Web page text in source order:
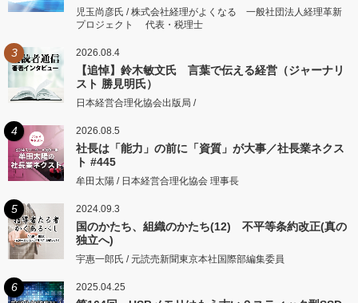
児玉尚彦氏 / 株式会社経理がよくなる 一般社団法人経理革新
プロジェクト 代表・税理士
3 2026.08.4
【追悼】鈴木敏文氏 言葉で伝える経営（ジャーナリ
スト 勝見明氏）
日本経営合理化協会出版局 /
4 2026.08.5
社長は「能力」の前に「資質」が大事／社長業ネクス
ト #445
牟田太陽 / 日本経営合理化協会 理事長
5 2024.09.3
国のかたち、組織のかたち(12) 不平等条約改正(真の
独立へ)
宇惠一郎氏 / 元読売新聞東京本社国際部編集委員
6 2025.04.25